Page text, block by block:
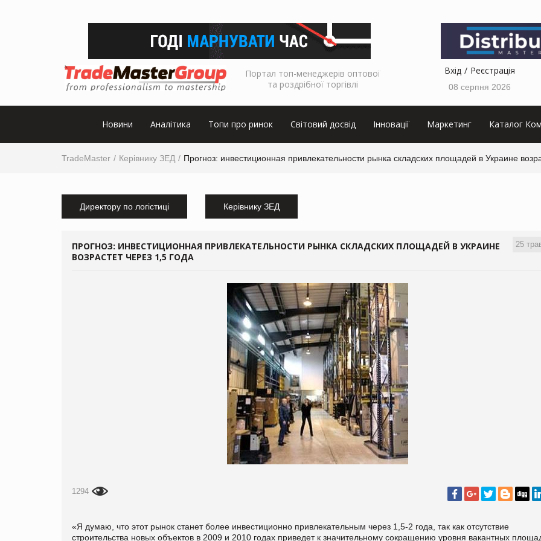
Портал топ-менеджерів оптової
та роздрібної торгівлі
Вхід Реєстрація
08 серпня 2026
Новини Аналітика Топи про ринок Світовий досвід Інновації Маркетинг Каталог
TradeMaster Керівнику ЗЕД Прогноз: инвестиционная привлекательности рынка складских площадей в Украине
Директору по логістиці Керівнику ЗЕД
25
ПРОГНОЗ: ИНВЕСТИЦИОННАЯ ПРИВЛЕКАТЕЛЬНОСТИ РЫНКА СКЛАДСКИХ ПЛОЩАДЕЙ В УКРАИНЕ
ВОЗРАСТЕТ ЧЕРЕЗ 1,5 ГОДА
1294
«Я думаю, что этот рынок станет более инвестиционно привлекательным через 1,5-2 года, так как отсутствие
строительства новых объектов в 2009 и 2010 годах приведет к значительному сокращению уровня вакантных